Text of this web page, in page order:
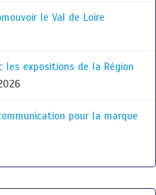
le Val de Loire
expositions de la Région
pour la marque